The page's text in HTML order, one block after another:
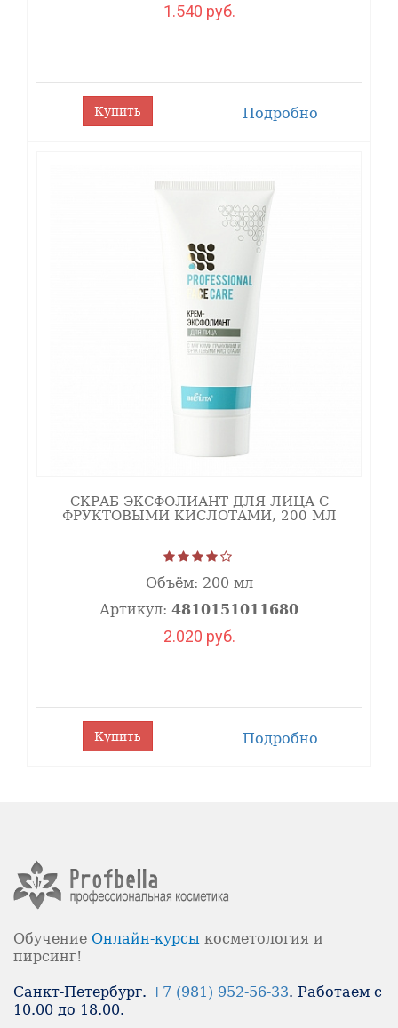
1.540 руб.
Купить Подробно
СКРАБ-ЭКСФОЛИАНТ ДЛЯ ЛИЦА С
ФРУКТОВЫМИ КИСЛОТАМИ, 200 МЛ
Объём: 200 мл
Артикул: 4810151011680
2.020 руб.
Купить Подробно
Обучение Онлайн-курсы косметология и
пирсинг!
Санкт-Петербург. +7 (981) 952-56-33. Работаем с
10.00 до 18.00.